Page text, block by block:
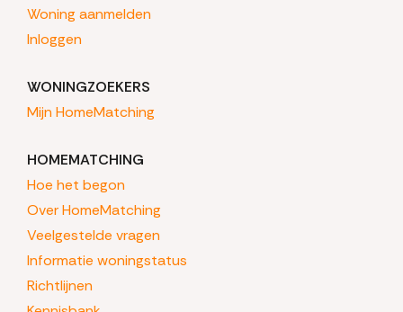
Woning aanmelden
Inloggen
WONINGZOEKERS
Mijn HomeMatching
HOMEMATCHING
Hoe het begon
Over HomeMatching
Veelgestelde vragen
Informatie woningstatus
Richtlijnen